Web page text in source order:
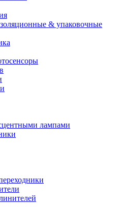
& упаковочные
лампами